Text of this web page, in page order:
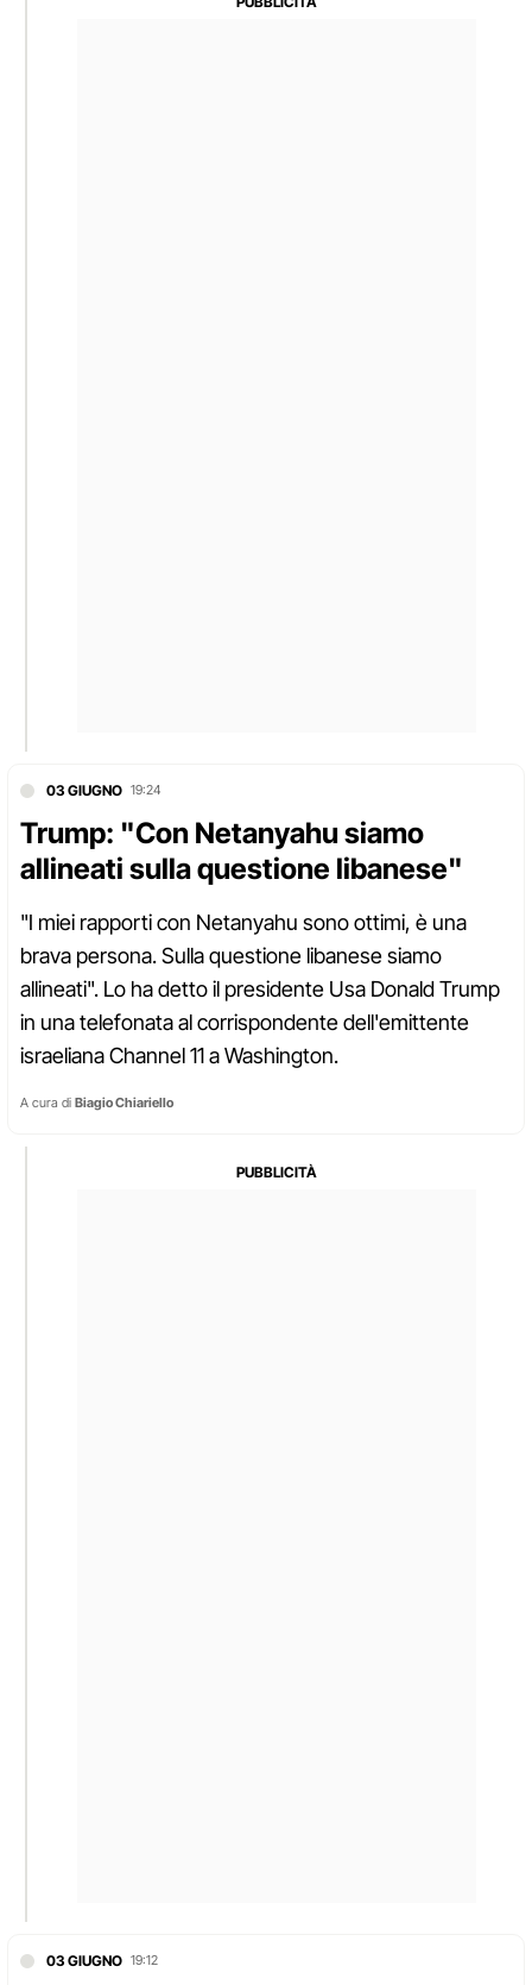
03 GIUGNO 19:24
Trump: "Con Netanyahu siamo
allineati sulla questione libanese"
"I miei rapporti con Netanyahu sono ottimi, è una
brava persona. Sulla questione libanese siamo
allineati". Lo ha detto il presidente Usa Donald Trump
in una telefonata al corrispondente dell'emittente
israeliana Channel 11 a Washington.
A cura di Biagio Chiariello
03 GIUGNO 19:12